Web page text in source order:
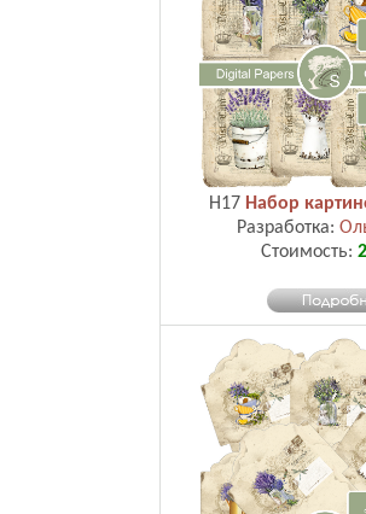
H17 Набор
Разработка:
Стоимость: